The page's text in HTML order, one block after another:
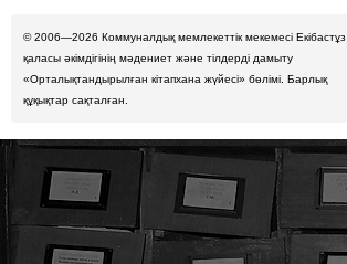
© 2006—2026 Коммуналдық мемлекеттік мекемесі Екібастұз
қаласы әкімдігінің мәдениет және тілдерді дамыту
«Орталықтандырылған кітапхана жүйесі» бөлімі. Барлық
құқықтар сақталған.